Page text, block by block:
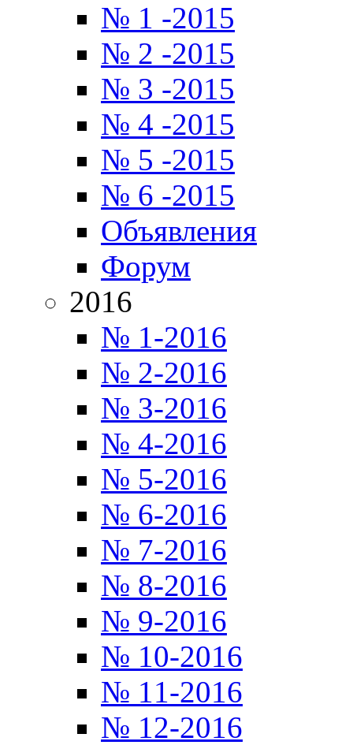
№ 1 -2015
№ 2 -2015
№ 3 -2015
№ 4 -2015
№ 5 -2015
№ 6 -2015
Объявления
Форум
2016
№ 1-2016
№ 2-2016
№ 3-2016
№ 4-2016
№ 5-2016
№ 6-2016
№ 7-2016
№ 8-2016
№ 9-2016
№ 10-2016
№ 11-2016
№ 12-2016